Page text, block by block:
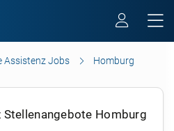
Assistenz Jobs Homburg
Homburg